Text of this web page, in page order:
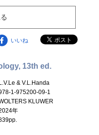
いいね
13th ed.
& V.L.Handa
1-975200-09-1
KLUWER
年